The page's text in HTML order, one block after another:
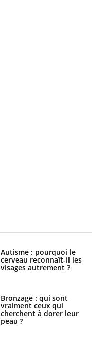
Autisme : pourquoi le
cerveau reconnaît-il les
visages autrement ?
Bronzage : qui sont
vraiment ceux qui
cherchent à dorer leur
peau ?